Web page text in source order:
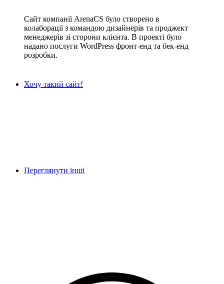
Сайт компанії ArenaCS було створено в
колаборації з командою дизайнерів та проджект
менеджерів зі сторони клієнта. В проекті було
надано послуги WordPress фронт-енд та бек-енд
розробки.
Хочу такий сайт!
Переглянути інші